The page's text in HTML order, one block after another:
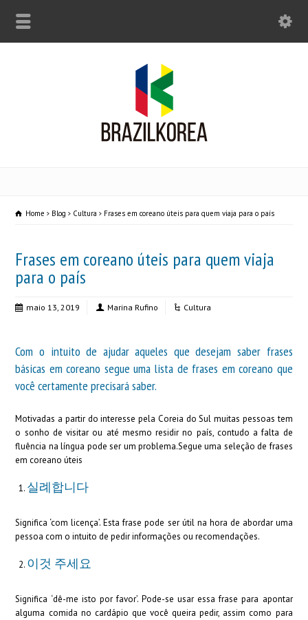
Home Blog Cultura Frases em coreano úteis para quem viaja para o país
Frases em coreano úteis para quem viaja
para o país
maio 13, 2019 Marina Rufino Cultura
Com o intuito de ajudar aqueles que desejam saber frases
básicas em coreano segue uma lista de frases em coreano que
você certamente precisará saber.
Motivadas a partir do interesse pela Coreia do Sul muitas pessoas tem
o sonho de visitar ou até mesmo residir no país, contudo a falta de
fluência na língua pode ser um problema.Segue uma seleção de frases
em coreano úteis
실례합니다
Significa ‘com licença’. Esta frase pode ser útil na hora de abordar uma
pessoa com o intuito de pedir informações ou recomendações.
이것 주세요
Significa ‘dê-me isto por favor’. Pode-se usar essa frase para apontar
alguma comida no cardápio que você queira pedir, assim como para